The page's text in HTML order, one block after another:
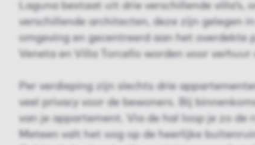
Laguna bestaat uit drie verschillende villa’s,
verschillende architecten, deze zijn gelegen
omgeving en gecentreerd aan het overdekte
Veneta en Villa Torcello worden voor verhuur
Per verdieping zijn slechts drie
veel privacy voor de bewoners. Bij
van je appartement. Via de hal loop je zo de
Meteen valt het oog op de heerlijke